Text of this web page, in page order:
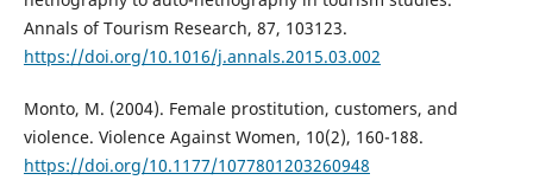
Annals of Tourism Research, 87, 103123.
https://doi.org/10.1016/j.annals.2015.03.002
Monto, M. (2004). Female prostitution, customers, and
violence. Violence Against Women, 10(2), 160-188.
https://doi.org/10.1177/1077801203260948